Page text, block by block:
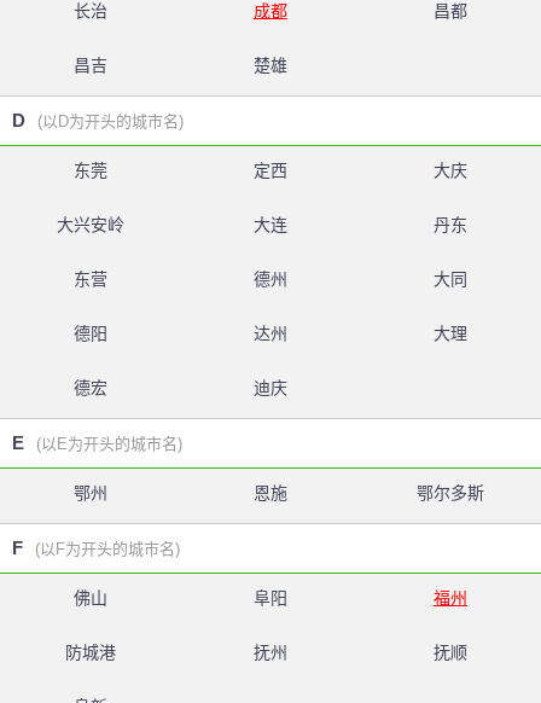
长治 成都 昌都
昌吉 楚雄
D (以D为开头的城市名)
东莞 定西 大庆
大兴安岭 大连 丹东
东营 德州 大同
德阳 达州 大理
德宏 迪庆
E (以E为开头的城市名)
鄂州 恩施 鄂尔多斯
F (以F为开头的城市名)
佛山 阜阳 福州
防城港 抚州 抚顺